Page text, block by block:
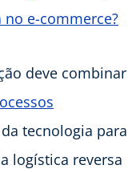
e-commerce?
deve combinar
tecnologia para
logística reversa